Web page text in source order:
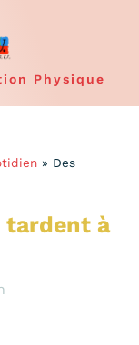
Physique
» Des
tardent à